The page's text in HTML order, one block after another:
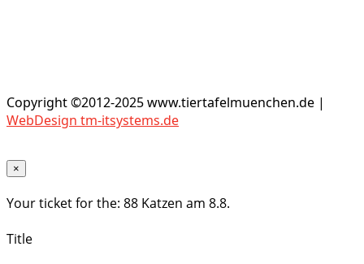
Copyright ©2012-2025 www.tiertafelmuenchen.de |
WebDesign tm-itsystems.de
×
Your ticket for the: 88 Katzen am 8.8.
Title